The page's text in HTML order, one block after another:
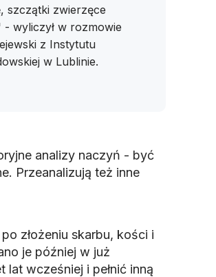
szczątki zwierzęce
wyliczył w rozmowie
z Instytutu
w Lublinie.
analizy naczyń - być
Przeanalizują też inne
złożeniu skarbu, kości i
je później w już
wcześniej i pełnić inną